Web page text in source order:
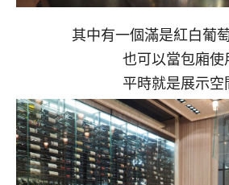
其中有一個滿是紅白葡
也可以當包廂使
平時就是展示空